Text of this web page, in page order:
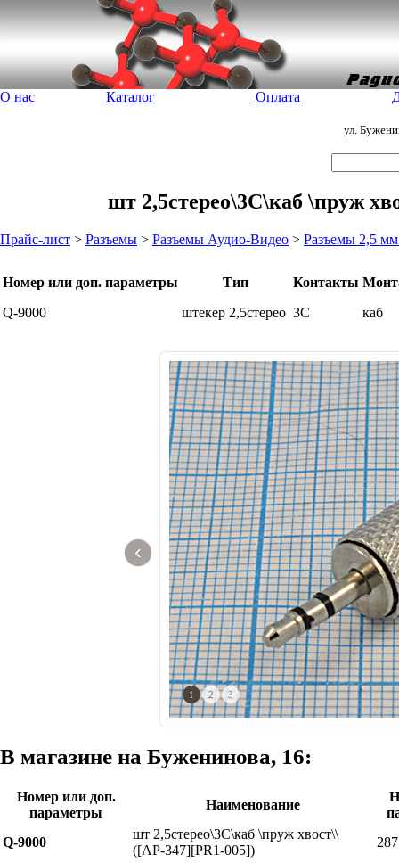
О нас Каталог Оплата
ул.
шт 2,5стерео\3C\каб \пруж
Прайс-лист > Разъемы > Разъемы Аудио-Видео > Разъемы 2,5
Номер или доп. параметры Тип Контакты
Q-9000
штекер 2,5стерео 3C каб
‹
1 2 3
В магазине на Буженинова, 16:
Номер или доп.
параметры
Наименование
Q-9000
шт 2,5стерео\3C\каб \пруж хвост\\
([AP-347][PR1-005])